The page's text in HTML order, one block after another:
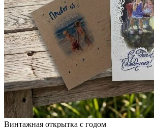
Винтажная открытка с годом